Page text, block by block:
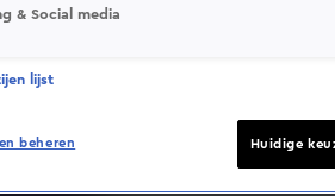
Deze video is niet beschikbaar
& Social media
lijst
beheren Huidige